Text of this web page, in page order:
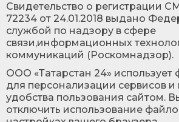
Cвидетельство о регистрации
72234 от 24.01.2018 выдано
службой по надзору в сфере
связи,информационных
коммуникаций (Роскомнадзор).
ООО «Татарстан 24»
для персонализации сервисов
удобства пользования сайтом.
отключить использование